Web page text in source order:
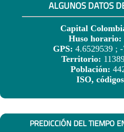
ALGUNOS DATOS
Capital
Huso horario:
GPS: 4.6529539 ;
Territorio:
Población:
ISO,
PREDICCIÓN DEL TIEMPO